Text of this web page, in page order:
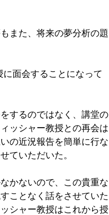
また、将来の夢分析の題
面会することになって
するのではなく、講堂の
ッシャー教授との再会は
の近況報告を簡単に行な
ていただいた。
かないので、この貴重な
ことなく話をさせていた
シャー教授はこれから授